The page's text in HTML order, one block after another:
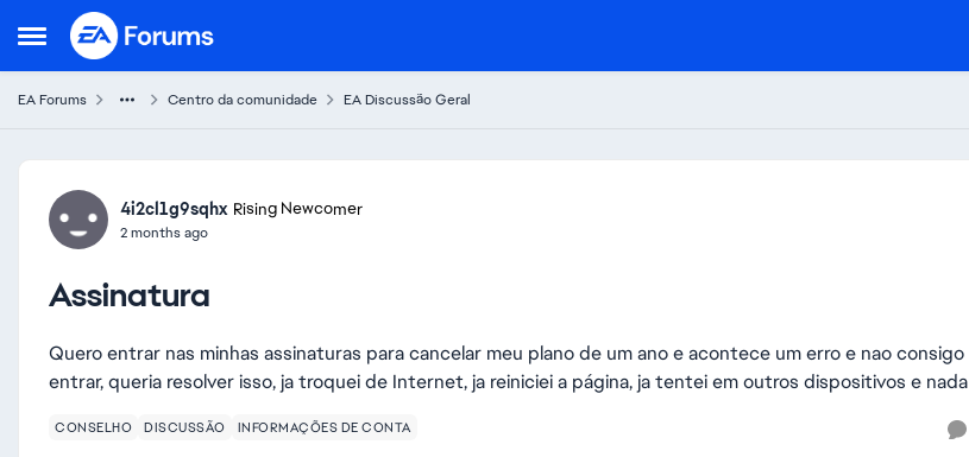
Open Side Menu
Skip to content
EA Forums Centro da comunidade EA Discussão Geral
Forum Discussion
4i2cl1g9sqhx Rising Newcomer
2 months ago
Assinatura
Quero entrar nas minhas assinaturas para cancelar meu plano de um ano e acontece um erro e nao consigo
entrar, queria resolver isso, ja troquei de Internet, ja reiniciei a página, ja tentei em outros dispositivos e nada
CONSELHO DISCUSSÃO INFORMAÇÕES DE CONTA